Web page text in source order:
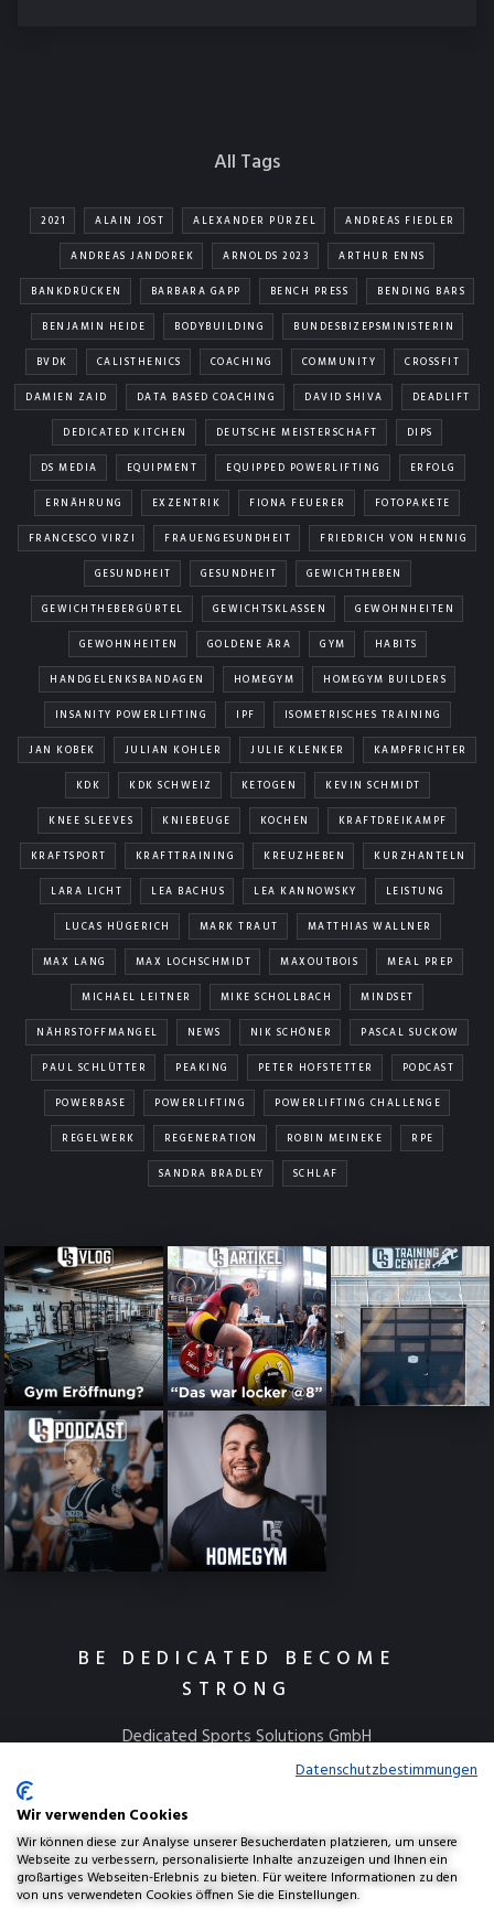
All Tags
2021 ALAIN JOST ALEXANDER PÜRZEL ANDREAS FIEDLER
ANDREAS JANDOREK ARNOLDS 2023 ARTHUR ENNS
BANKDRÜCKEN BARBARA GAPP BENCH PRESS BENDING BARS
BENJAMIN HEIDE BODYBUILDING BUNDESBIZEPSMINISTERIN
BVDK CALISTHENICS COACHING COMMUNITY CROSSFIT
DAMIEN ZAID DATA BASED COACHING DAVID SHIVA DEADLIFT
DEDICATED KITCHEN DEUTSCHE MEISTERSCHAFT DIPS
DS MEDIA EQUIPMENT EQUIPPED POWERLIFTING ERFOLG
ERNÄHRUNG EXZENTRIK FIONA FEUERER FOTOPAKETE
FRANCESCO VIRZI FRAUENGESUNDHEIT FRIEDRICH VON HENNIG
GESUNDHEIT GESUNDHEIT GEWICHTHEBEN
GEWICHTHEBERGÜRTEL GEWICHTSKLASSEN GEWOHNHEITEN
GEWOHNHEITEN GOLDENE ÄRA GYM HABITS
HANDGELENKSBANDAGEN HOMEGYM HOMEGYM BUILDERS
INSANITY POWERLIFTING IPF ISOMETRISCHES TRAINING
JAN KOBEK JULIAN KOHLER JULIE KLENKER KAMPFRICHTER
KDK KDK SCHWEIZ KETOGEN KEVIN SCHMIDT
KNEE SLEEVES KNIEBEUGE KOCHEN KRAFTDREIKAMPF
KRAFTSPORT KRAFTTRAINING KREUZHEBEN KURZHANTELN
LARA LICHT LEA BACHUS LEA KANNOWSKY LEISTUNG
LUCAS HÜGERICH MARK TRAUT MATTHIAS WALLNER
MAX LANG MAX LOCHSCHMIDT MAXOUTBOIS MEAL PREP
MICHAEL LEITNER MIKE SCHOLLBACH MINDSET
NÄHRSTOFFMANGEL NEWS NIK SCHÖNER PASCAL SUCKOW
PAUL SCHLÜTTER PEAKING PETER HOFSTETTER PODCAST
POWERBASE POWERLIFTING POWERLIFTING CHALLENGE
REGELWERK REGENERATION ROBIN MEINEKE RPE
SANDRA BRADLEY SCHLAF
BE DEDICATED BECOME
STRONG
Dedicated Sports Solutions GmbH
Kulmbacher Straße 115
95445 BayreuthDatenschutzbestimmungen
Wir verwenden Cookies
Wir können diese zur Analyse unserer Besucherdaten platzieren, um unsere
Webseite zu verbessern, personalisierte Inhalte anzuzeigen und Ihnen ein
großartiges Webseiten-Erlebnis zu bieten. Für weitere Informationen zu den
von uns verwendeten Cookies öffnen Sie die Einstellungen.